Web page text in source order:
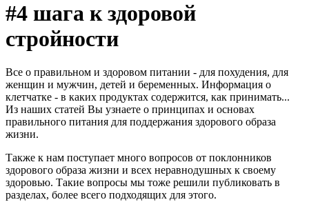
#4 шага к здоровой
стройности
Все о правильном и здоровом питании - для похудения, для
женщин и мужчин, детей и беременных. Информация о
клетчатке - в каких продуктах содержится, как принимать...
Из наших статей Вы узнаете о принципах и основах
правильного питания для поддержания здорового образа
жизни.
Также к нам поступает много вопросов от поклонников
здорового образа жизни и всех неравнодушных к своему
здоровью. Такие вопросы мы тоже решили публиковать в
разделах, более всего подходящих для этого.